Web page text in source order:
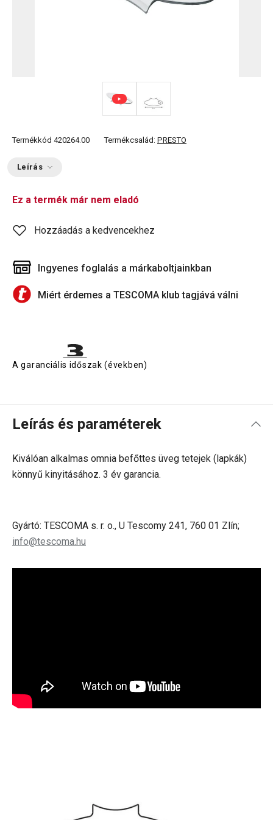
Termékkód 420264.00 Termékcsalád: PRESTO
Leírás
Ez a termék már nem eladó
Hozzáadás a kedvencekhez
Ingyenes foglalás a márkaboltjainkban
Miért érdemes a TESCOMA klub tagjává válni
A garanciális időszak (években)
Leírás és paraméterek
Kiválóan alkalmas omnia befőttes üveg tetejek (lapkák)
könnyű kinyitásához. 3 év garancia.
Gyártó: TESCOMA s. r. o., U Tescomy 241, 760 01 Zlín;
info@tescoma.hu